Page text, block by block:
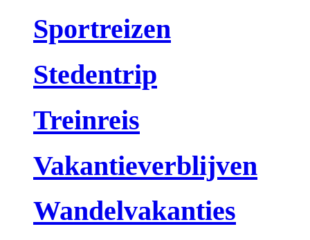
Sportreizen
Stedentrip
Treinreis
Vakantieverblijven
Wandelvakanties